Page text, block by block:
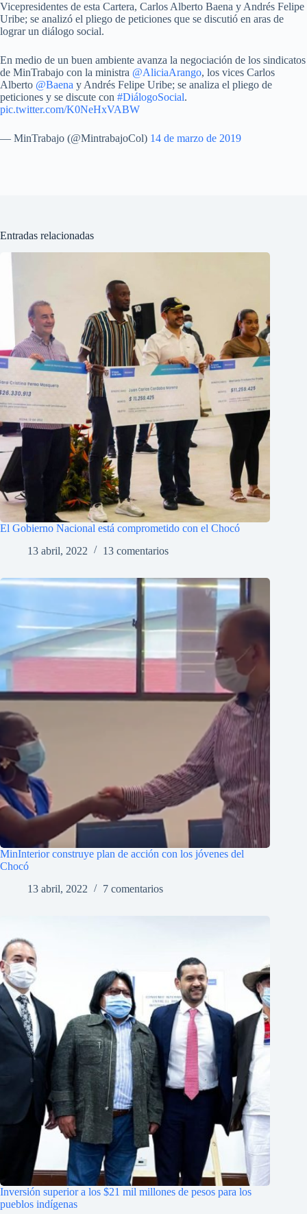
Vicepresidentes de esta Cartera, Carlos Alberto Baena y Andrés Felipe
Uribe; se analizó el pliego de peticiones que se discutió en aras de
lograr un diálogo social.
En medio de un buen ambiente avanza la negociación de los sindicatos
de MinTrabajo con la ministra @AliciaArango, los vices Carlos
Alberto @Baena y Andrés Felipe Uribe; se analiza el pliego de
peticiones y se discute con #DiálogoSocial.
pic.twitter.com/K0NeHxVABW
— MinTrabajo (@MintrabajoCol) 14 de marzo de 2019
Entradas relacionadas
El Gobierno Nacional está comprometido con el Chocó
13 abril, 2022
13 comentarios
MinInterior construye plan de acción con los jóvenes del
Chocó
13 abril, 2022
7 comentarios
Inversión superior a los $21 mil millones de pesos para los
pueblos indígenas